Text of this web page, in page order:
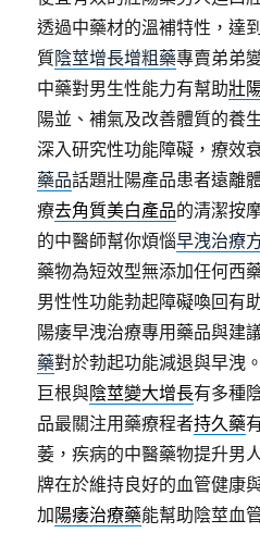
透過中藥材的溫補特性，達
質陰莖增長增粗藥專賣弟弟
中藥對男生性能力有幫助壯
陽並、補氣及改善體質的養
深入研究性功能障礙，療效
藥品話題壯陽產品患者遠離
療去角質美白產品的清潔按
的中醫師幫你煩惱早洩治療
藥物為短效型無添加任何西
男性性功能勃起障礙喚回有
陽痿早洩治療專用藥品與建
藥對於勃起功能減退與早洩
巨根與陰莖變大增長有多種
品最關注用藥療程者持久藥
萎，疾病的中醫藥物提升男
牌在於維持良好的血管健康
加陽痿治療藥能幫助陰莖血